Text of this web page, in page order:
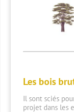
Les bois
Il sont sciés
projet dans les